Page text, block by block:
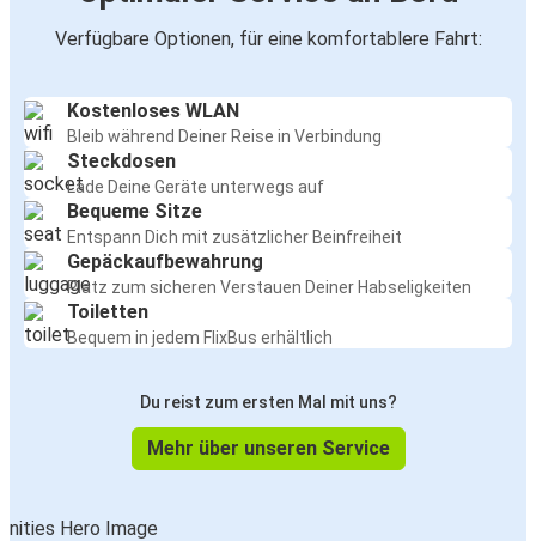
Verfügbare Optionen, für eine komfortablere Fahrt:
Kostenloses WLAN
Bleib während Deiner Reise in Verbindung
Steckdosen
Lade Deine Geräte unterwegs auf
Bequeme Sitze
Entspann Dich mit zusätzlicher Beinfreiheit
Gepäckaufbewahrung
Platz zum sicheren Verstauen Deiner Habseligkeiten
Toiletten
Bequem in jedem FlixBus erhältlich
Du reist zum ersten Mal mit uns?
Mehr über unseren Service